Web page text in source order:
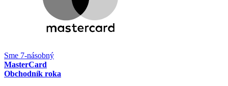
Sme 7-násobný
MasterCard
Obchodník roka